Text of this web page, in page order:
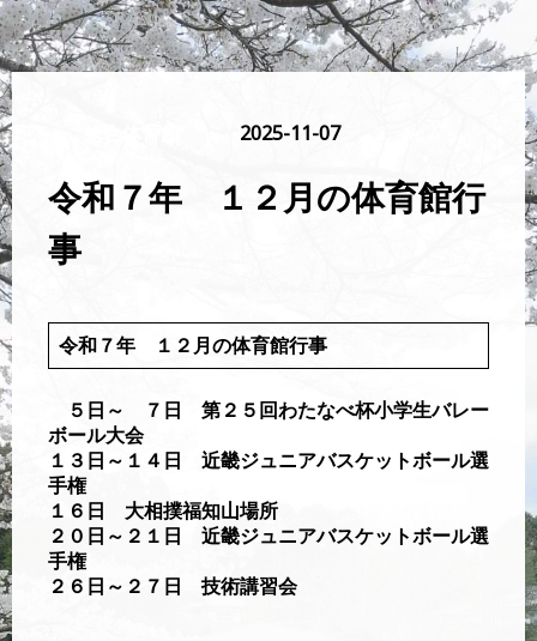
2025-11-07
令和７年 １２月の体育館行
事
令和７年 １２月の体育館行事
５日～ ７日 第２５回わたなべ杯小学生バレー
ボール大会
１３日～１４日 近畿ジュニアバスケットボール選
手権
１６日 大相撲福知山場所
２０日～２１日 近畿ジュニアバスケットボール選
手権
２６日～２７日 技術講習会